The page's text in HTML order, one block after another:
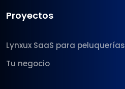
Proyectos
Lynxux SaaS para peluquerías
Tu negocio